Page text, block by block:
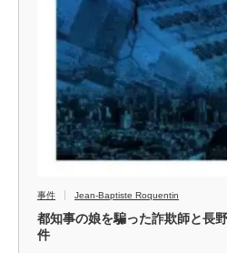
事件 Jean-Baptiste Roquentin
都知事の娘を騙った詐欺師と長
件